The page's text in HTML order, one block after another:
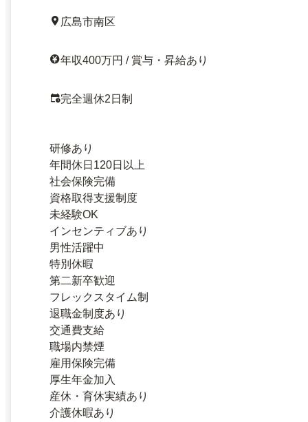
広島市南区
年収400万円 / 賞与・昇給あり
完全週休2日制
研修あり
年間休日120日以上
社会保険完備
資格取得支援制度
未経験OK
インセンティブあり
男性活躍中
特別休暇
第二新卒歓迎
フレックスタイム制
退職金制度あり
交通費支給
職場内禁煙
雇用保険完備
厚生年金加入
産休・育休実績あり
介護休暇あり